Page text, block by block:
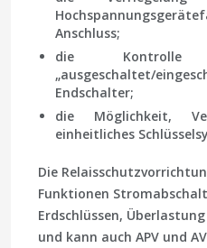
Anschluss;
die Kontrolle
„ausgeschaltet/
Endschalter;
die Möglichkeit,
einheitliches
Die
Funktionen
Erdschlüssen,
und kann auch APV und